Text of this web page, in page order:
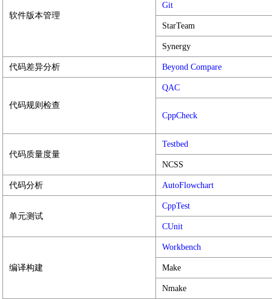
软件版本管理
Git
StarTeam
Synergy
代码差异分析 Beyond Compare
代码规则检查
QAC
CppCheck
代码质量度量
Testbed
NCSS
代码分析 AutoFlowchart
单元测试
CppTest
CUnit
编译构建
Workbench
Make
Nmake